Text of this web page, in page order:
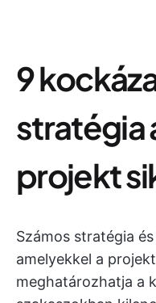
9
stratégia
projekt
Számos stratégia
amelyekkel a
meghatározhatja a